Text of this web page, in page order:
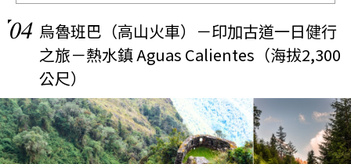
04 烏魯班巴（高山火車）－印加古道一日健行
之旅－熱水鎮 Aguas Calientes（海拔2,300
公尺）